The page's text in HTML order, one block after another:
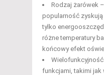
Rodzaj żarówek
popularność zyskują
tylko
różne temperatury
końcowy efekt
funkcjami, takimi jak